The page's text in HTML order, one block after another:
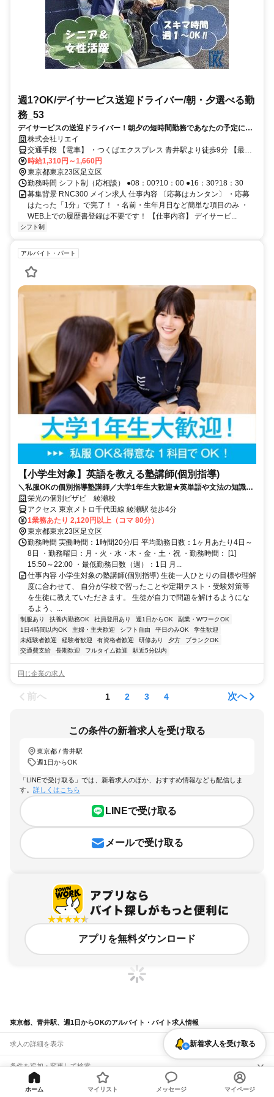
週1?OK/デイサービス送迎ドライバー/朝・夕選べる勤
務_53
デイサービスの送迎ドライバー！朝夕の短時間勤務であなたの予定に合
わせて働けます。
株式会社リエイ
交通手段 【電車】 ・つくばエクスプレス 青井駅より徒歩9分 【最寄
り駅】 ・つくばエクスプレス「青井駅」
時給1,310円～1,660円
東京都東京23区足立区
勤務時間 シフト制（応相談） ●08：00?10：00 ●16：30?18：30
募集背景 RNC300 メイン求人 仕事内容 〔応募はカンタン〕 ・応募
はたった「1分」で完了！ ・名前・生年月日など簡単な項目のみ ・
WEB上での履歴書登録は不要です！ 【仕事内容】 デイサービ...
シフト制
アルバイト・パート
【小学生対象】英語を教える塾講師(個別指導)
＼私服OKの個別指導塾講師／大学1年生大歓迎★英単語や文法の知識を
活かそう♪教えることが好きな方歓迎！
栄光の個別ビザビ 綾瀬校
アクセス 東京メトロ千代田線 綾瀬駅 徒歩4分
1業務あたり 2,120円以上（コマ 80分）
東京都東京23区足立区
勤務時間 実働時間：1時間20分/日 平均勤務日数：1ヶ月あたり4日～
8日 ・勤務曜日：月・火・水・木・金・土・祝 ・勤務時間： [1]
15:50～22:00 ・最低勤務日数（週）：1日 月...
仕事内容 小学生対象の塾講師(個別指導) 生徒一人ひとりの目標や理解
度に合わせて、 自分が学校で習ったことや定期テスト・受験対策等
を生徒に教えていただきます。 生徒が自力で問題を解けるようにな
るよう、...
制服あり 扶養内勤務OK 社員登用あり 週1日からOK
副業・WワークOK
1日4時間以内OK
主婦・主夫歓迎 シフト自由 平日のみOK
学生歓迎
未経験者歓迎
経験者歓迎 有資格者歓迎 研修あり 夕方
ブランクOK
交通費支給
長期歓迎 フルタイム歓迎 駅近5分以内
同じ企業の求人
前へ 1 2 3 4 次へ
この条件の新着求人を受け取る
東京都 / 青井駅
週1日からOK
「LINEで受け取る」では、新着求人のほか、おすすめ情報なども配信しま
す。 詳しくはこちら
LINEで受け取る
メールで受け取る
アプリを無料ダウンロード
東京都、青井駅、週1日からOKのアルバイト・バイト求人情報
求人の詳細を表示
条件を追加・変更して検索
市区町村を追加・変更
関連キーワード
新着求人を受け取る
ホーム マイリスト メッセージ マイページ